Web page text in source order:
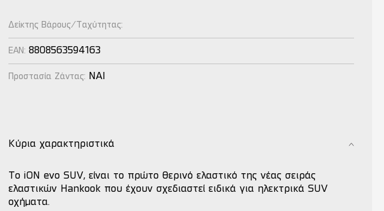
Δείκτης Βάρους/Ταχύτητας:
EAN: 8808563594163
Προστασία Ζάντας: NAI
Κύρια χαρακτηριστικά
Το iON evo SUV, είναι το πρώτο θερινό ελαστικό της νέας σειράς
ελαστικών Hankook που έχουν σχεδιαστεί ειδικά για ηλεκτρικά SUV
οχήματα.